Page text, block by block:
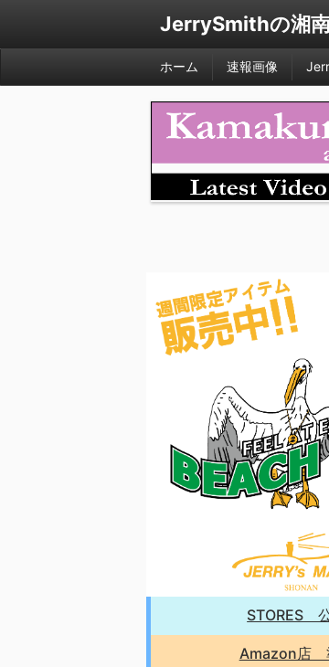
JerrySmithの湘
ホーム 速報画像
STORES
Amazon店